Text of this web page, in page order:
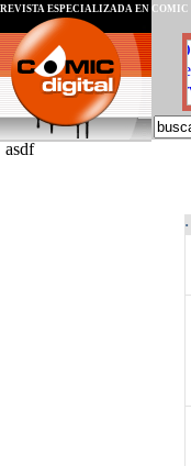
REVISTA ESPECIALIZADA EN CÓMIC
asdf
·